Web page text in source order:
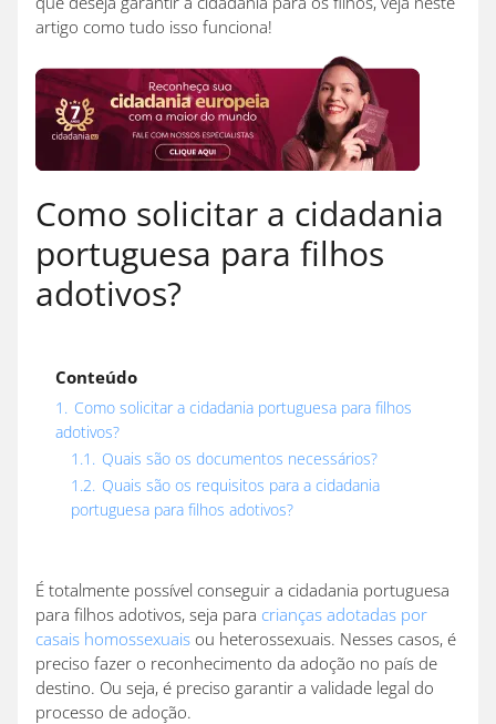
artigo como tudo isso funciona!
Como solicitar a cidadania
portuguesa para filhos
adotivos?
Conteúdo
1. Como solicitar a cidadania portuguesa para filhos
adotivos?
1.1. Quais são os documentos necessários?
1.2. Quais são os requisitos para a cidadania
portuguesa para filhos adotivos?
É totalmente possível conseguir a cidadania portuguesa
para filhos adotivos, seja para crianças adotadas por
casais homossexuais ou heterossexuais. Nesses casos, é
preciso fazer o reconhecimento da adoção no país de
destino. Ou seja, é preciso garantir a validade legal do
processo de adoção.